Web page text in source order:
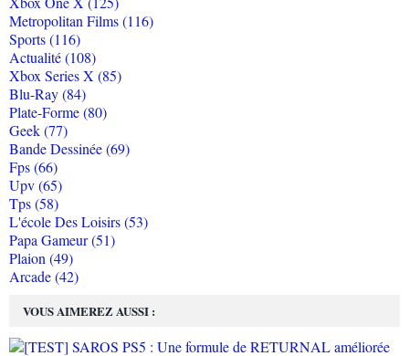
VOUS AIMEREZ AUSSI :
Metropolitan Films (116)
Sports (116)
Actualité (108)
Xbox Series X (85)
Blu-Ray (84)
Plate-Forme (80)
Geek (77)
Bande Dessinée (69)
Fps (66)
Upv (65)
Tps (58)
L'école Des Loisirs (53)
Papa Gameur (51)
Plaion (49)
Arcade (42)